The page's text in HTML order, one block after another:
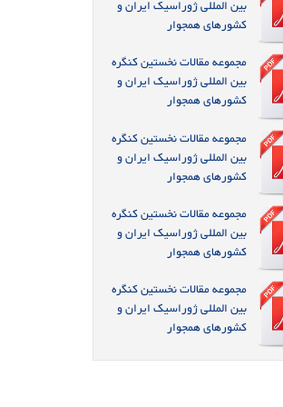
بین المللی ژوراسیک ایران و
کشورهای همجوار
مجموعه مقالات نخستین کنگره
بین المللی ژوراسیک ایران و
کشورهای همجوار
مجموعه مقالات نخستین کنگره
بین المللی ژوراسیک ایران و
کشورهای همجوار
مجموعه مقالات نخستین کنگره
بین المللی ژوراسیک ایران و
کشورهای همجوار
مجموعه مقالات نخستین کنگره
بین المللی ژوراسیک ایران و
کشورهای همجوار